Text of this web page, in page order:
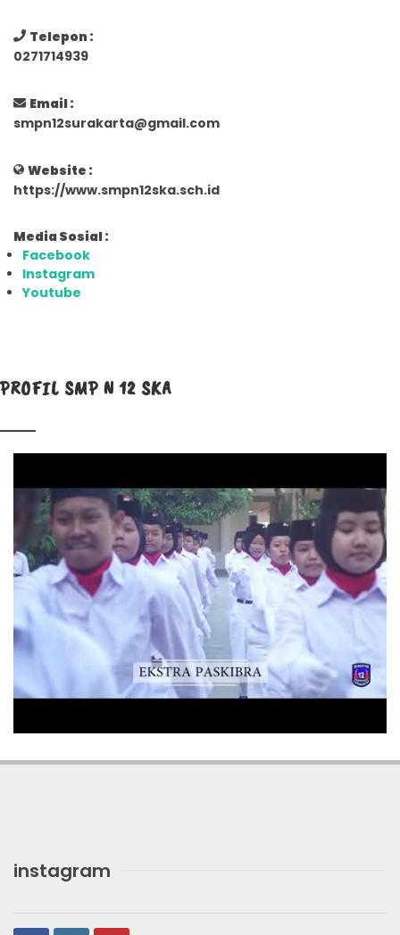
Telepon :
0271714939
Email :
smpn12surakarta@gmail.com
Website :
https://www.smpn12ska.sch.id
Media Sosial :
Facebook
Instagram
Youtube
PROFIL SMP N 12 SKA
instagram